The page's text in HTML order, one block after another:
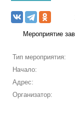
Мероприятие
Тип мероприятия:
Начало:
Адрес:
Организатор: